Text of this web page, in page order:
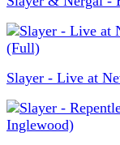
Slayer - Live at